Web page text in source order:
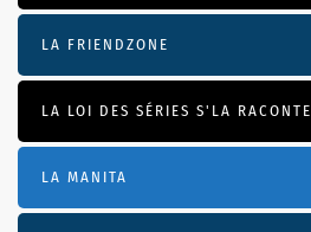
LA FRIENDZONE
LA LOI DES SÉRIES S'LA RACONTE
LA MANITA